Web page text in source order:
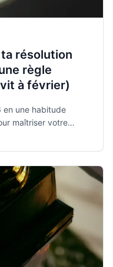
résolution
règle
à février)
en une habitude
maîtriser votre